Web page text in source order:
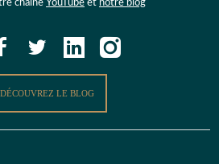
chaîne YouTube et notre blog
DÉCOUVREZ LE BLOG